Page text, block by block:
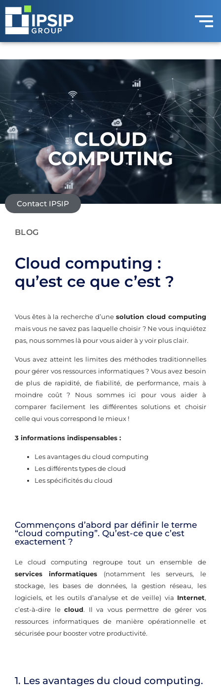
CLOUD
COMPUTING
Contact IPSIP
BLOG
Cloud computing :
qu’est ce que c’est ?
Vous êtes à la recherche d’une solution cloud computing
mais vous ne savez pas laquelle choisir ? Ne vous inquiétez
pas, nous sommes là pour vous aider à y voir plus clair.
Vous avez atteint les limites des méthodes traditionnelles
pour gérer vos ressources informatiques ? Vous avez besoin
de plus de rapidité, de fiabilité, de performance, mais à
moindre coût ? Nous sommes ici pour vous aider à
comparer facilement les différentes solutions et choisir
celle qui vous correspond le mieux !
3 informations indispensables :
Les avantages du cloud computing
Les différents types de cloud
Les spécificités du cloud
Commençons d’abord par définir le terme
“cloud computing”. Qu’est-ce que c’est
exactement ?
Le cloud computing regroupe tout un ensemble de
services informatiques (notamment les serveurs, le
stockage, les bases de données, la gestion réseau, les
logiciels, et les outils d’analyse et de veille) via Internet,
c’est-à-dire lecloud. Il va vous permettre de gérer vos
ressources informatiques de manière opérationnelle et
sécurisée pour booster votre productivité.
1. Les avantages du cloud computing.